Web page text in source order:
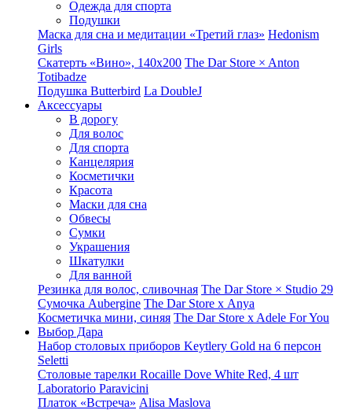
Одежда для спорта
Подушки
Маска для сна и медитации «Третий глаз» Hedonism
Girls
Скатерть «Вино», 140х200 The Dar Store × Anton
Totibadze
Подушка Butterbird La DoubleJ
Аксессуары
В дорогу
Для волос
Для спорта
Канцелярия
Косметички
Красота
Маски для сна
Обвесы
Сумки
Украшения
Шкатулки
Для ванной
Резинка для волос, сливочная The Dar Store × Studio 29
Сумочка Aubergine The Dar Store x Anya
Косметичка мини, синяя The Dar Store x Adele For You
Выбор Дара
Набор столовых приборов Keytlery Gold на 6 персон
Seletti
Столовые тарелки Rocaille Dove White Red, 4 шт
Laboratorio Paravicini
Платок «Встреча» Alisa Maslova